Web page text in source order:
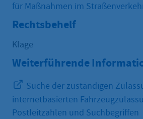
für Maßnahmen im
Rechtsbehelf
Klage
Weiterführende
Suche der zuständigen
internetbasierten
Postleitzahlen und Suchbegriffen